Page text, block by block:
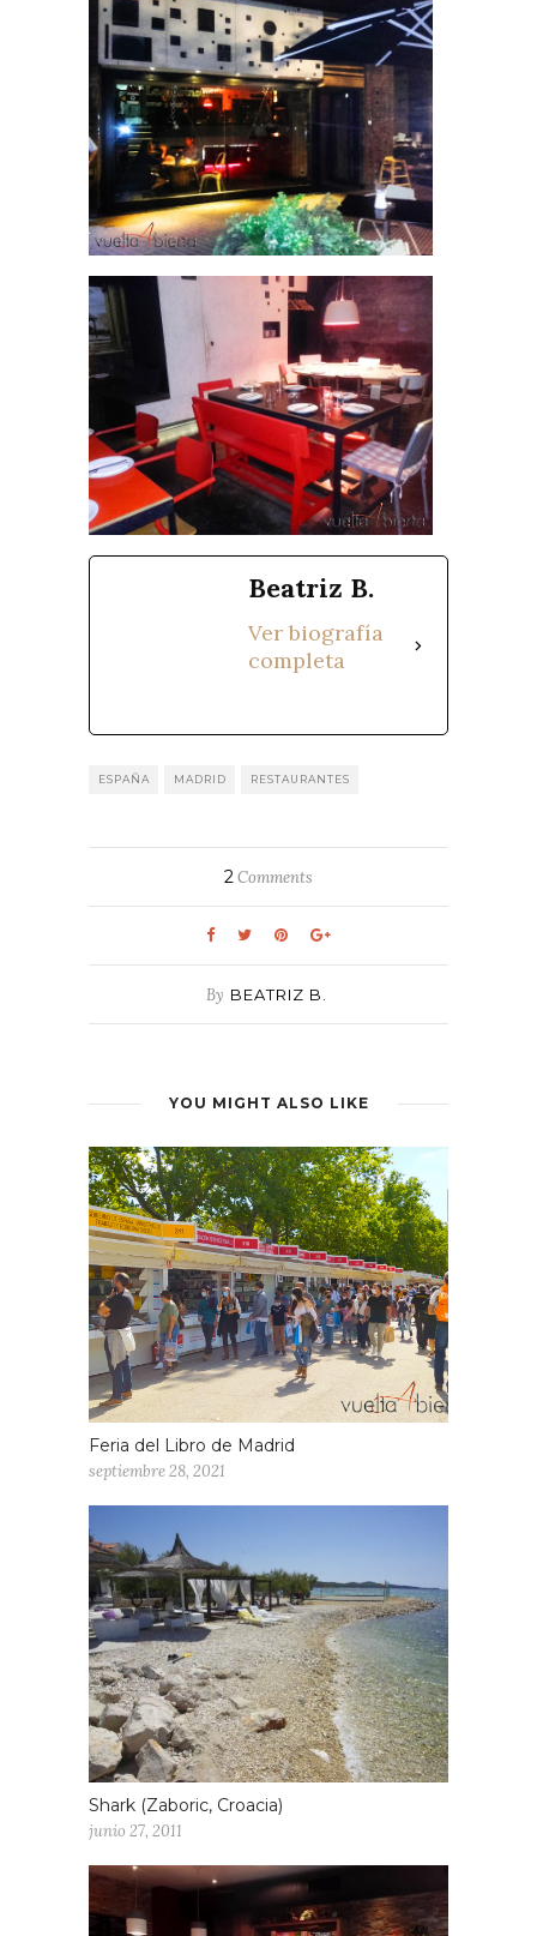
Beatriz B.
Ver biografía
completa
ESPAÑA MADRID RESTAURANTES
2Comments
By BEATRIZ B.
YOU MIGHT ALSO LIKE
Feria del Libro de Madrid
septiembre 28, 2021
Shark (Zaboric, Croacia)
junio 27, 2011